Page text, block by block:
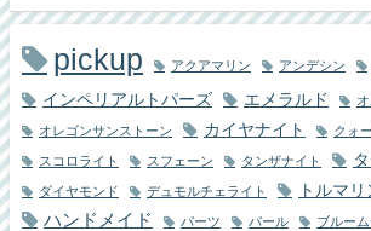
pickup アクアマリン アンデシン
インペリアルトパーズ エメラルド
オレゴンサンストーン カイヤナイト クォ
スコロライト スフェーン タンザナイト
ダイヤモンド デュモルチェライト トルマリ
ハンドメイド パーツ パール ブルー